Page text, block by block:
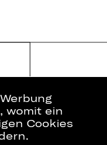
womit ein
Cookies